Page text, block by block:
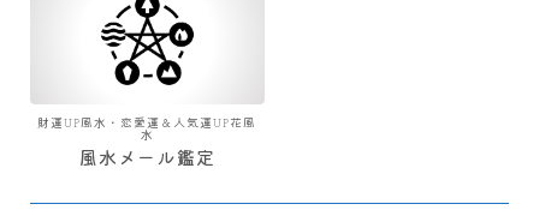
財運UP風水・恋愛運＆人気運UP花風
水
風水メール鑑定